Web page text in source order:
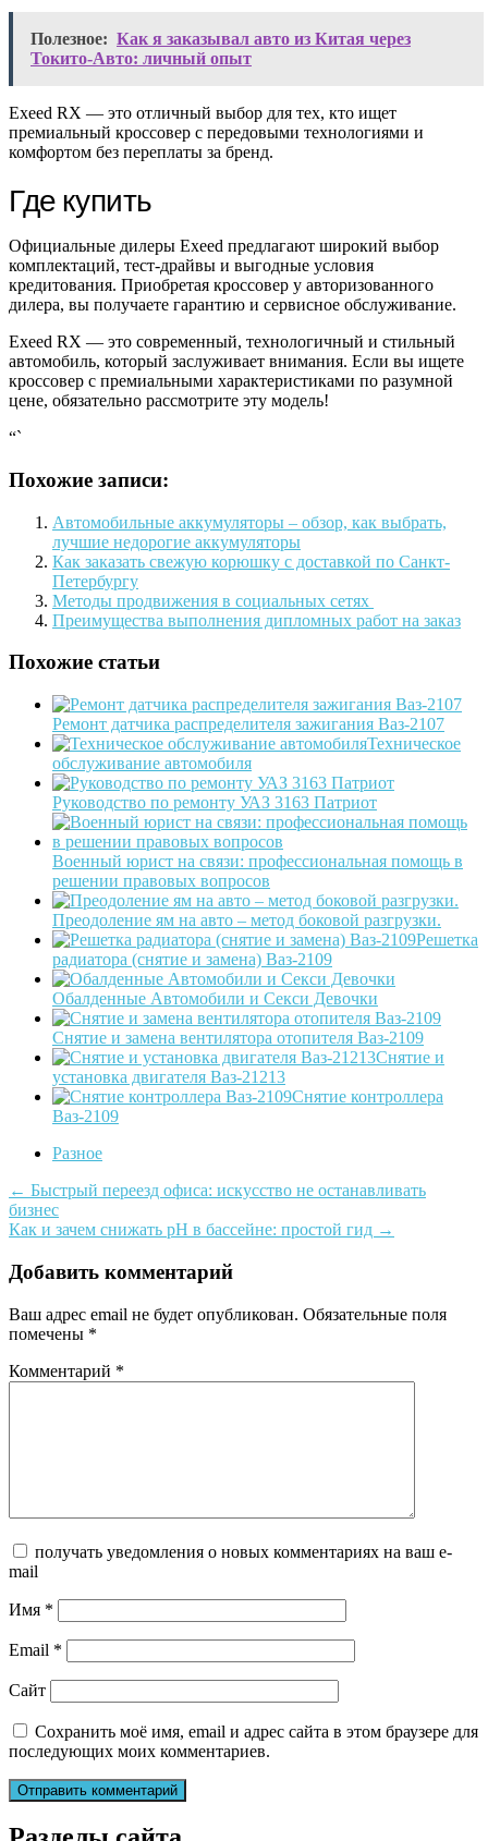
Полезное: Как я заказывал авто из Китая через
Токито-Авто: личный опыт
Exeed RX — это отличный выбор для тех, кто ищет
премиальный кроссовер с передовыми технологиями и
комфортом без переплаты за бренд.
Где купить
Официальные дилеры Exeed предлагают широкий выбор
комплектаций, тест-драйвы и выгодные условия
кредитования. Приобретая кроссовер у авторизованного
дилера, вы получаете гарантию и сервисное обслуживание.
Exeed RX — это современный, технологичный и стильный
автомобиль, который заслуживает внимания. Если вы ищете
кроссовер с премиальными характеристиками по разумной
цене, обязательно рассмотрите эту модель!
“`
Похожие записи:
Автомобильные аккумуляторы – обзор, как выбрать,
лучшие недорогие аккумуляторы
Как заказать свежую корюшку с доставкой по Санкт-
Петербургу
Методы продвижения в социальных сетях
Преимущества выполнения дипломных работ на заказ
Похожие статьи
Ремонт датчика распределителя зажигания Ваз-2107
Техническое
обслуживание автомобиля
Руководство по ремонту УАЗ 3163 Патриот
Военный юрист на связи: профессиональная помощь в
решении правовых вопросов
Преодоление ям на авто – метод боковой разгрузки.
Решетка
радиатора (снятие и замена) Ваз-2109
Обалденные Автомобили и Секси Девочки
Снятие и замена вентилятора отопителя Ваз-2109
Снятие и
установка двигателя Ваз-21213
Снятие контроллера
Ваз-2109
Разное
Post
navigation
← Быстрый переезд офиса: искусство не останавливать
бизнес
Как и зачем снижать pH в бассейне: простой гид →
Добавить комментарий
Ваш адрес email не будет опубликован. Обязательные поля
помечены *
Комментарий *
получать уведомления о новых комментариях на ваш e-
mail
Имя *
Email *
Сайт
Сохранить моё имя, email и адрес сайта в этом браузере для
последующих моих комментариев.